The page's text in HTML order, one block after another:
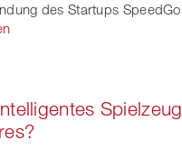
des Startups SpeedGo
Spielzeug